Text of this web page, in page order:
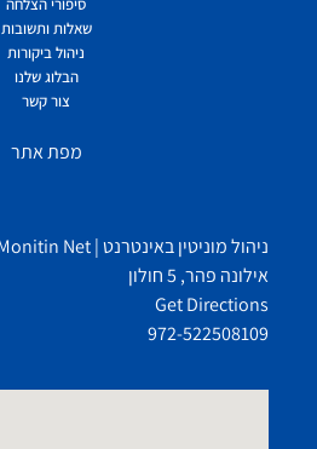
שאלות ותשובות
ניהול ביקורות
הבלוג שלנו
צור קשר
מפת אתר
ניהול מוניטין באינטרנט | Monitin Net
אילונה פהר, 5 חולון
Get Directions
972-522508109